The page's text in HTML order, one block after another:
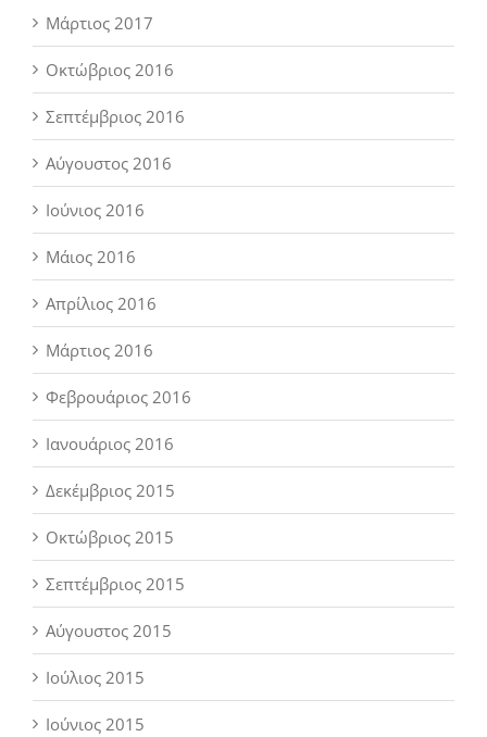
Μάρτιος 2017
Οκτώβριος 2016
Σεπτέμβριος 2016
Αύγουστος 2016
Ιούνιος 2016
Μάιος 2016
Απρίλιος 2016
Μάρτιος 2016
Φεβρουάριος 2016
Ιανουάριος 2016
Δεκέμβριος 2015
Οκτώβριος 2015
Σεπτέμβριος 2015
Αύγουστος 2015
Ιούλιος 2015
Ιούνιος 2015